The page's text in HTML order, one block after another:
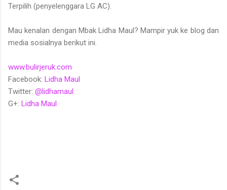
Terpilih (penyelenggara LG AC).
Mau kenalan dengan Mbak Lidha Maul? Mampir yuk ke blog dan
media sosialnya berikut ini.
www.bulirjeruk.com
Facebook: Lidha Maul
Twitter: @lidhamaul
G+: Lidha Maul